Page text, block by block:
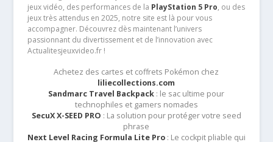
jeux vidéo, des performances de la PlayStation 5 Pro, ou des
jeux très attendus en 2025, notre site est là pour vous
accompagner. Découvrez dès maintenant l’univers
passionnant du divertissement et de l’innovation avec
Actualitesjeuxvideo.fr !
Achetez des cartes et coffrets Pokémon chez
liliecollections.com
Sandmarc Travel Backpack : le sac ultime pour
technophiles et gamers nomades
SecuX X-SEED PRO : La solution pour protéger votre seed
phrase
Next Level Racing Formula Lite Pro: Le cockpit pliable qui